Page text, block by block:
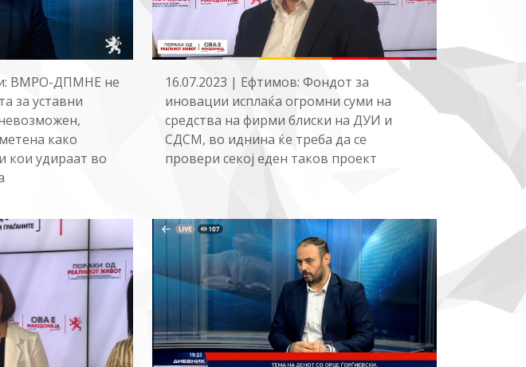
ВМРО-ДПМНЕ не
за уставни
како
кои удираат во
16.07.2023 | Ефтимов: Фондот за
иновации исплаќа огромни суми на
средства на фирми блиски на ДУИ и
СДСМ, во иднина ќе треба да се
провери секој еден таков проект